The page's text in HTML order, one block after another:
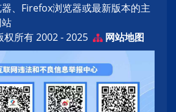
、Firefox浏览器或最新版本的主
权所有 2002 - 2025
网站地图